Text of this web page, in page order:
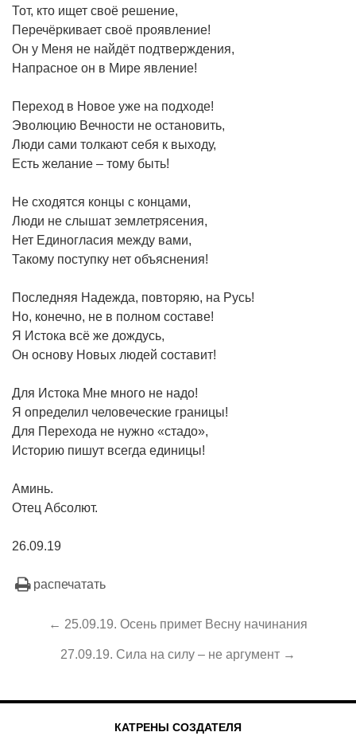
Тот, кто ищет своё решение,
Перечёркивает своё проявление!
Он у Меня не найдёт подтверждения,
Напрасное он в Мире явление!
Переход в Новое уже на подходе!
Эволюцию Вечности не остановить,
Люди сами толкают себя к выходу,
Есть желание – тому быть!
Не сходятся концы с концами,
Люди не слышат землетрясения,
Нет Единогласия между вами,
Такому поступку нет объяснения!
Последняя Надежда, повторяю, на Русь!
Но, конечно, не в полном составе!
Я Истока всё же дождусь,
Он основу Новых людей составит!
Для Истока Мне много не надо!
Я определил человеческие границы!
Для Перехода не нужно «стадо»,
Историю пишут всегда единицы!
Аминь.
Отец Абсолют.
26.09.19
распечатать
← 25.09.19. Осень примет Весну начинания
27.09.19. Сила на силу – не аргумент →
КАТРЕНЫ СОЗДАТЕЛЯ